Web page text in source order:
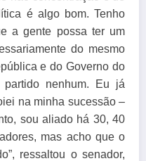
é algo bom. Tenho
a gente possa ter um
do mesmo
e do Governo do
nenhum. Eu já
na minha sucessão –
sou aliado há 30, 40
mas acho que o
ressaltou o senador,